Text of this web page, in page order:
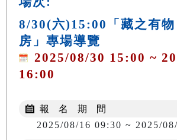
8/30(六)15:00「藏之有物
房」專場導覽
2025/08/30 15:00 ~
16:00
報 名 期 間
2025/08/16 09:30 ~ 2025/